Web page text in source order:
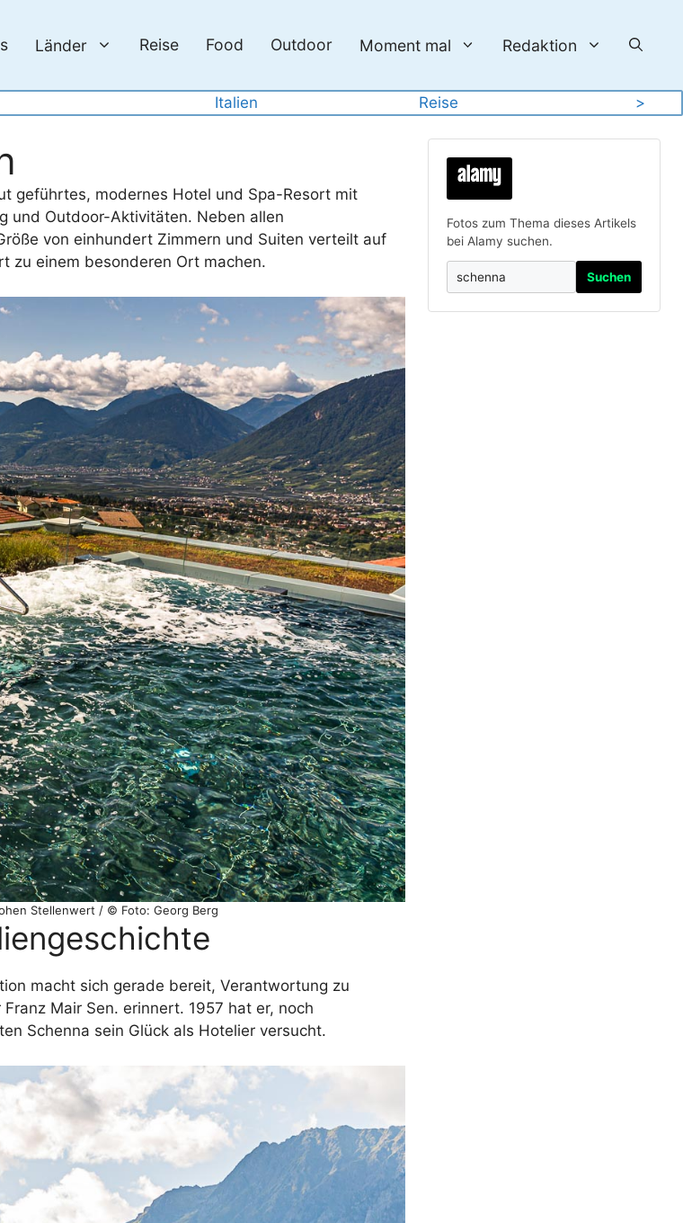
Länder Reise Food Outdoor Moment mal Redaktion
Italien Reise >
geführtes, modernes Hotel und Spa-Resort mit
und Outdoor-Aktivitäten. Neben allen
von einhundert Zimmern und Suiten verteilt auf
zu einem besonderen Ort machen.
Stellenwert / © Foto: Georg Berg
macht sich gerade bereit, Verantwortung zu
Mair Sen. erinnert. 1957 hat er, noch
Schenna sein Glück als Hotelier versucht.
Fotos zum Thema dieses Artikels
bei Alamy suchen.
Suchen